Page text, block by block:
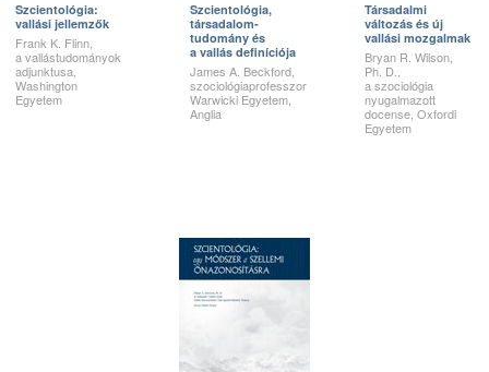
Szcientológia:
vallási jellemzők
Frank K. Flinn,
a vallástudományok
adjunktusa,
Washington
Egyetem
Szcientológia,
társa­dalom­
tudomány és
a vallás definíciója
James A. Beckford,
szociológiaprofesszor
Warwicki Egyetem,
Anglia
Társadalmi
változás és új
vallási mozgalmak
Bryan R. Wilson,
Ph. D.,
a szociológia
nyugalmazott
docense, Oxfordi
Egyetem